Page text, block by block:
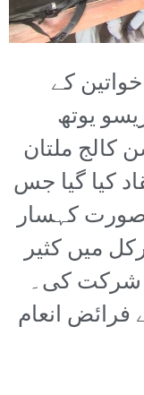
کے
یوتھ
کالج ملتان
کیا گیا جس
کہسار
میں کثیر
شرکت کی۔
انعام